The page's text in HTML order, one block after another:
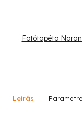
Fotótapéta
Leírás Parametre